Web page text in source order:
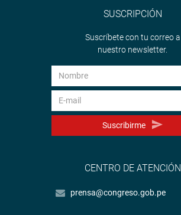
SUSCRIPCIÓN
Suscríbete con tu correo a
nuestro newsletter.
Suscribirme
CENTRO DE ATENCIÓN
prensa@congreso.gob.pe